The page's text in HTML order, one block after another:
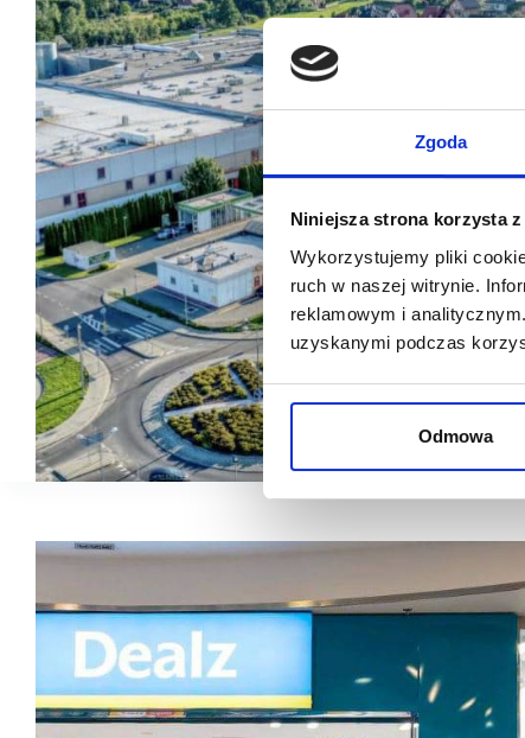
Zgoda
Niniejsza strona korzysta
Wykorzystujemy pliki
ruch w naszej witrynie.
reklamowym i
uzyskanymi podczas
Odmowa